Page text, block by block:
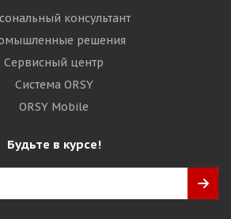
консультант
решения
Сервисный центр
Система ORSY
ORSY Mobile
Будьте в курсе!